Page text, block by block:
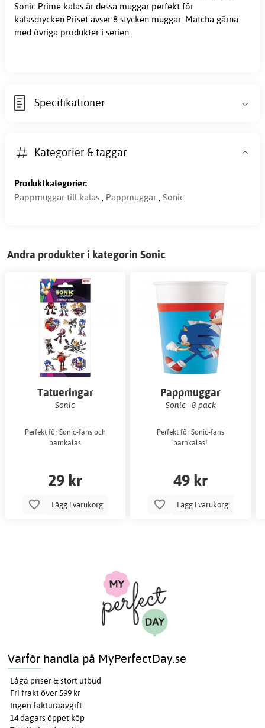
Sonic Prime kalas är dessa muggar perfekt för
kalasdrycken.Priset avser 8 stycken muggar. Matcha gärna
med övriga produkter i serien.
Specifikationer
Kategorier & taggar
Produktkategorier:
Pappmuggar till kalas
Pappmuggar Sonic
Andra produkter i kategorin Sonic
Tatueringar
Sonic
Perfekt för Sonic-fans och
barnkalas
29 kr
Lägg i varukorg
Pappmuggar
Sonic - 8-pack
Perfekt för Sonic-fans
barnkalas!
49 kr
Lägg i varukorg
Varför handla på MyPerfectDay.se
Låga priser & stort utbud
Fri frakt över 599 kr
Ingen fakturaavgift
14 dagars öppet köp